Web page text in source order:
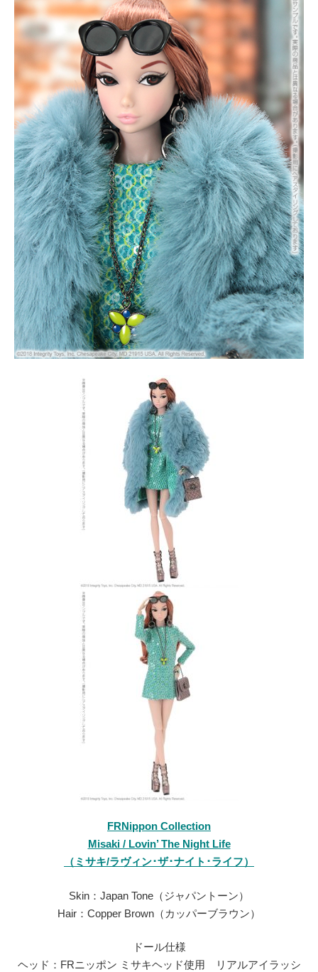
FRNippon Collection
Misaki / Lovin’ The Night Life
（ミサキ/ラヴィン･ザ･ナイト･ライフ）
Skin：Japan Tone（ジャパントーン）
Hair：Copper Brown（カッパーブラウン）
ドール仕様
ヘッド：FRニッポン ミサキヘッド使用 リアルアイラッシ